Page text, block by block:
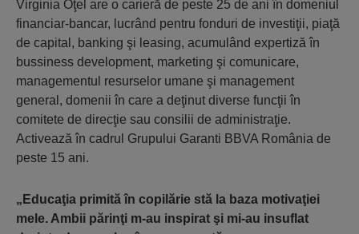
Virginia Oţel are o carieră de peste 25 de ani în domeniul
financiar-bancar, lucrând pentru fonduri de investiţii, piaţă
de capital, banking şi leasing, acumulând expertiză în
bussiness development, marketing şi comunicare,
managementul resurselor umane şi management
general, domenii în care a deţinut diverse funcţii în
comitete de direcţie sau consilii de administraţie.
Activează în cadrul Grupului Garanti BBVA România de
peste 15 ani.
„Educaţia primită în copilărie stă la baza motivaţiei
mele. Ambii părinţi m-au inspirat şi mi-au insuflat